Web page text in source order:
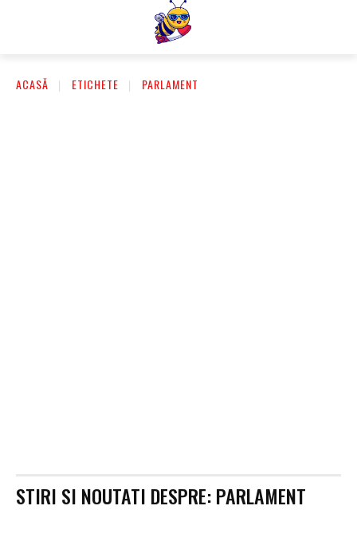
ACASĂ ETICHETE PARLAMENT
STIRI SI NOUTATI DESPRE:PARLAMENT